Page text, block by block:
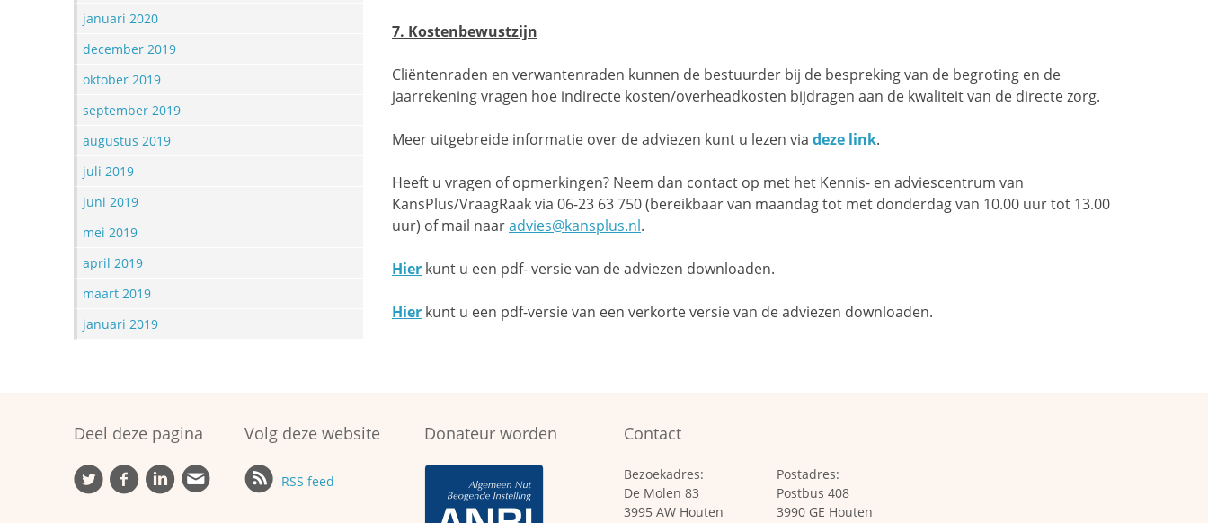
7. Kostenbewustzijn
Cliëntenraden en verwantenraden kunnen de bestuurder bij de bespreking van de begroting en de
jaarrekening vragen hoe indirecte kosten/overheadkosten bijdragen aan de kwaliteit van de directe zorg.
Meer uitgebreide informatie over de adviezen kunt u lezen via deze link.
Heeft u vragen of opmerkingen? Neem dan contact op met het Kennis- en adviescentrum van
KansPlus/VraagRaak via 06-23 63 750 (bereikbaar van maandag tot met donderdag van 10.00 uur tot 13.00
uur) of mail naaradvies@kansplus.nl.
Hier kunt u een pdf- versie van de adviezen downloaden.
Hier kunt u een pdf-versie van een verkorte versie van de adviezen downloaden.
januari 2020
december 2019
oktober 2019
september 2019
augustus 2019
juli 2019
juni 2019
mei 2019
april 2019
maart 2019
januari 2019
Deel deze pagina Volg deze website
RSS feed
Donateur worden Contact
Bezoekadres:
De Molen 83
3995 AW Houten
Postadres:
Postbus 408
3990 GE Houten